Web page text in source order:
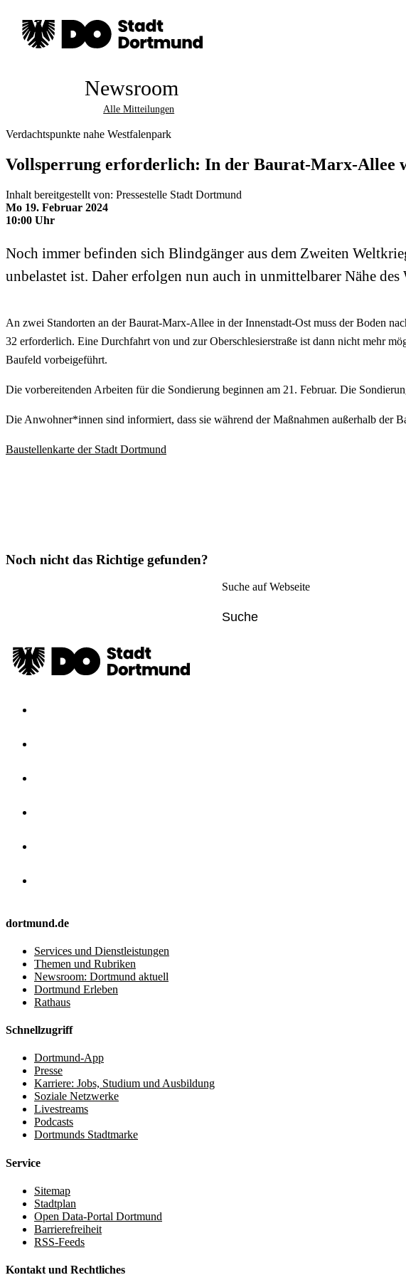
Newsroom
Alle Mitteilungen
Verdachtspunkte nahe Westfalenpark
Vollsperrung erforderlich: In der Baurat-Marx-Allee
Inhalt bereitgestellt von: Pressestelle Stadt Dortmund
Mo 19. Februar 2024
10:00 Uhr
Noch immer befinden sich Blindgänger aus dem Zweiten
unbelastet ist. Daher erfolgen nun auch in unmittelbarer Nähe
An zwei Standorten an der Baurat-Marx-Allee in der Innenstadt-Ost muss der Boden
32 erforderlich. Eine Durchfahrt von und zur Oberschlesierstraße ist dann nicht mehr
Baufeld vorbeigeführt.
Die vorbereitenden Arbeiten für die Sondierung beginnen am 21. Februar. Die
Die Anwohner*innen sind informiert, dass sie während der Maßnahmen außerhalb der
Baustellenkarte der Stadt Dortmund
Noch nicht das Richtige gefunden?
Suche auf Webseite
dortmund.de
Services und Dienstleistungen
Themen und Rubriken
Newsroom: Dortmund aktuell
Dortmund Erleben
Rathaus
Schnellzugriff
Dortmund-App
Presse
Karriere: Jobs, Studium und Ausbildung
Soziale Netzwerke
Livestreams
Podcasts
Dortmunds Stadtmarke
Service
Sitemap
Stadtplan
Open Data-Portal Dortmund
Barrierefreiheit
RSS-Feeds
Kontakt und Rechtliches